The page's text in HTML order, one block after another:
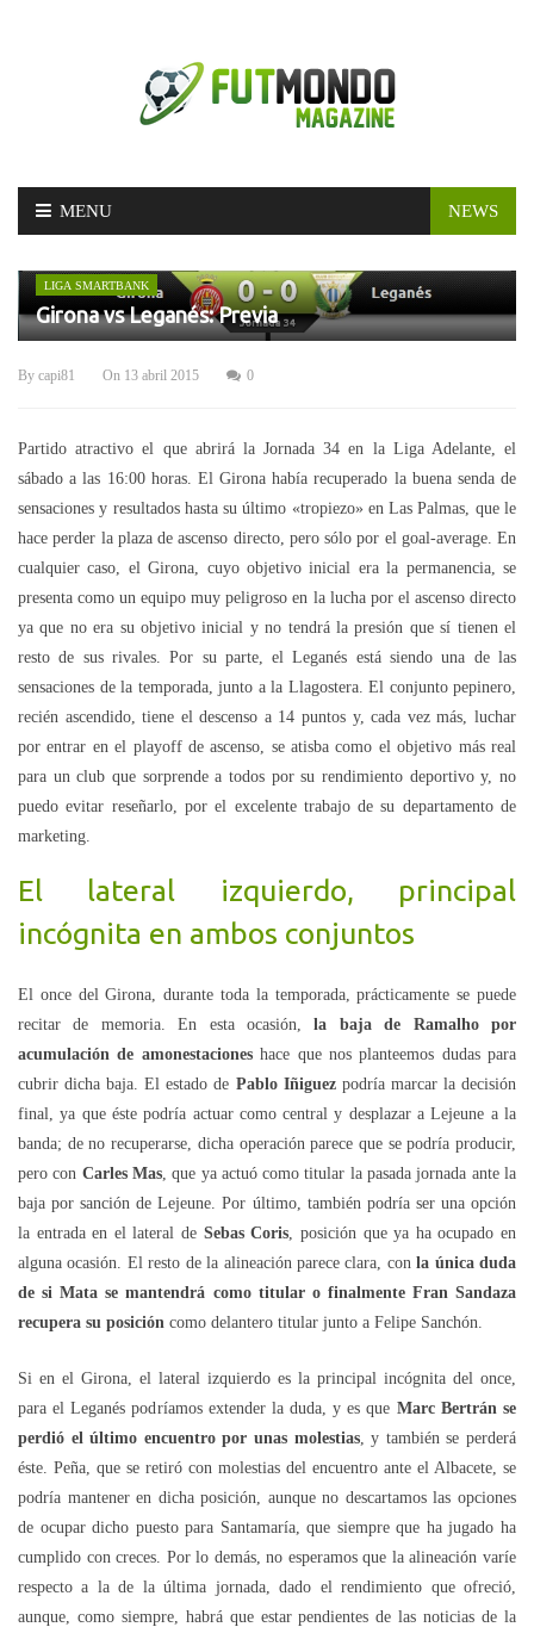
Skip
MENU NEWS
LIGA SMARTBANK
Girona vs Leganés: Previa
By capi81 On 13 abril 2015 0
Partido atractivo el que abrirá la Jornada 34 en la Liga Adelante, el
sábado a las 16:00 horas. El Girona había recuperado la buena senda de
sensaciones y resultados hasta su último «tropiezo» en Las Palmas, que le
hace perder la plaza de ascenso directo, pero sólo por el goal-average. En
cualquier caso, el Girona, cuyo objetivo inicial era la permanencia, se
presenta como un equipo muy peligroso en la lucha por el ascenso directo
ya que no era su objetivo inicial y no tendrá la presión que sí tienen el
resto de sus rivales. Por su parte, el Leganés está siendo una de las
sensaciones de la temporada, junto a la Llagostera. El conjunto pepinero,
recién ascendido, tiene el descenso a 14 puntos y, cada vez más, luchar
por entrar en el playoff de ascenso, se atisba como el objetivo más real
para un club que sorprende a todos por su rendimiento deportivo y, no
puedo evitar reseñarlo, por el excelente trabajo de su departamento de
marketing.
El lateral izquierdo, principal
incógnita en ambos conjuntos
El once del Girona, durante toda la temporada, prácticamente se puede
recitar de memoria. En esta ocasión,la baja de Ramalho por
acumulación de amonestacioneshace que nos planteemos dudas para
cubrir dicha baja. El estado de Pablo Iñiguezpodría marcar la decisión
final, ya que éste podría actuar como central y desplazar a Lejeune a la
banda; de no recuperarse, dicha operación parece que se podría producir,
pero con Carles Mas, que ya actuó como titular la pasada jornada ante la
baja por sanción de Lejeune. Por último, también podría ser una opción
la entrada en el lateral de Sebas Coris , posición que ya ha ocupado en
alguna ocasión. El resto de la alineación parece clara, conla única duda
de si Mata se mantendrá como titular o finalmente Fran Sandaza
recupera su posición como delantero titular junto a Felipe Sanchón.
Si en el Girona, el lateral izquierdo es la principal incógnita del once,
para el Leganés podríamos extender la duda, y es que Marc Bertrán se
perdió el último encuentro por unas molestias, y también se perderá
éste. Peña, que se retiró con molestias del encuentro ante el Albacete, se
podría mantener en dicha posición, aunque no descartamos las opciones
de ocupar dicho puesto para Santamaría, que siempre que ha jugado ha
cumplido con creces. Por lo demás, no esperamos que la alineación varíe
respecto a la de la última jornada, dado el rendimiento que ofreció,
aunque, como siempre, habrá que estar pendientes de las noticias de la